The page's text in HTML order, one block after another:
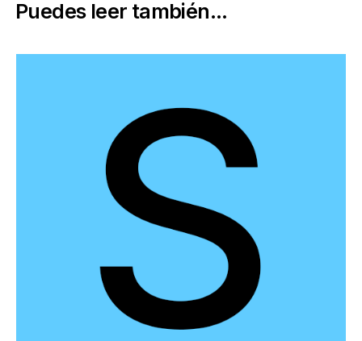
Puedes leer también...